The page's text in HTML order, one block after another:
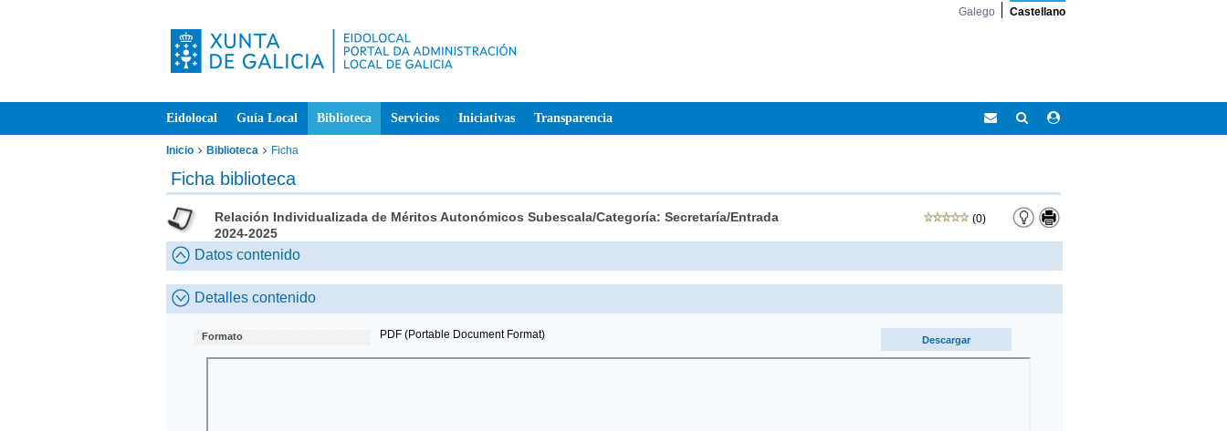
Galego Castellano
Eidolocal Guía Local Biblioteca Servicios Iniciativas Transparencia
Correo
Eidolocal
BuscarAcceso
área
Inicio Biblioteca Ficha
Ficha biblioteca
Relación Individualizada de Méritos Autonómicos Subescala/Categoría: Secretaría/Entrada
2024-2025
(0)
Datos contenido
Detalles contenido
Formato PDF (Portable Document Format)